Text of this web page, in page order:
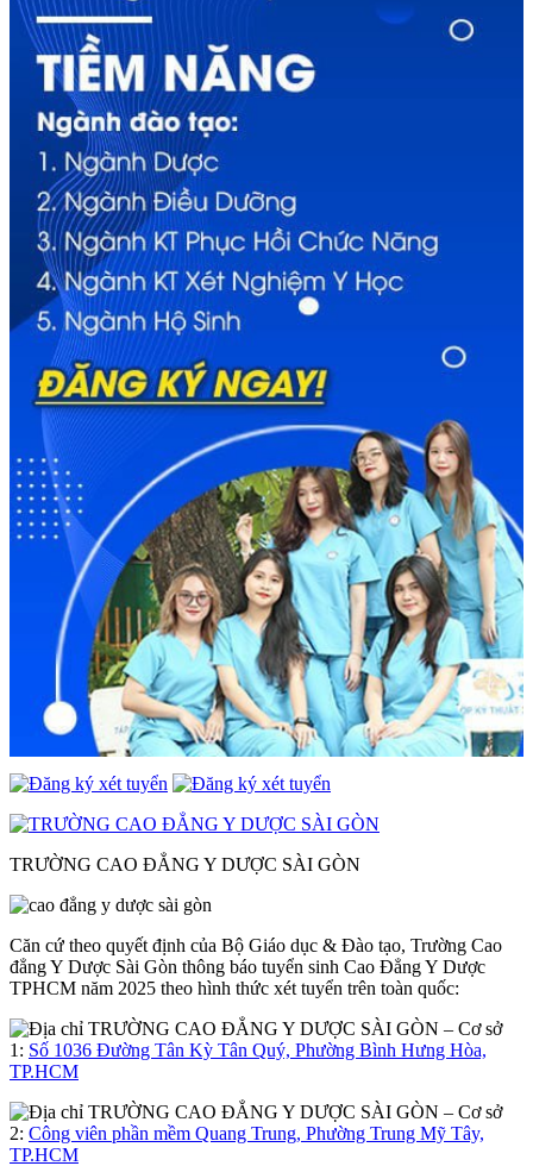
TRƯỜNG CAO ĐẲNG Y DƯỢC SÀI GÒN
Căn cứ theo quyết định của Bộ Giáo dục & Đào tạo, Trường Cao
đẳng Y Dược Sài Gòn thông báo tuyển sinh Cao Đẳng Y Dược
TPHCM năm 2025 theo hình thức xét tuyển trên toàn quốc:
– Cơ sở
1: Số 1036 Đường Tân Kỳ Tân Quý, Phường Bình Hưng Hòa,
TP.HCM
– Cơ sở
2: Công viên phần mềm Quang Trung, Phường Trung Mỹ Tây,
TP.HCM